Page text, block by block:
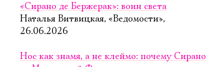
«Сирано де Бержерак»: воин света
Наталья Витвицкая, «Ведомости»,
26.06.2026
Нос как знамя, а не клеймо: почему Сирано